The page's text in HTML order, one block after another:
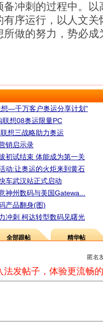
备冲刺的过程中。
有序运行，以人文
所做的努力，势必
—千万客户奥运分享计划"
想08奥运限量PC
想三战略助力奥运
销启示录
初试结束 体能成为第一关
动:让奥运的火炬来到黄石
车武汉站正式启动
神州数码与美国Gatewa...
产品翻身(图)
冲刺 柯达转型数码见曙光
全部跟帖 精华帖
匿名
法发帖子，体验更流畅